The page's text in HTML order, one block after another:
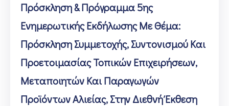
Πρόσκληση & Πρόγραμμα 5ης
Ενημερωτικής Εκδήλωσης Με Θέμα:
Πρόσκληση Συμμετοχής, Συντονισμού Και
Προετοιμασίας Τοπικών Επιχειρήσεων,
Μεταποιητών Και Παραγωγών
Προϊόντων Αλιείας, Στην Διεθνή Έκθεση